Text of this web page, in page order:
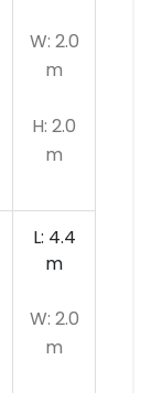
W: 2.0
m
H: 2.0
m
L: 4.4
m
W: 2.0
m